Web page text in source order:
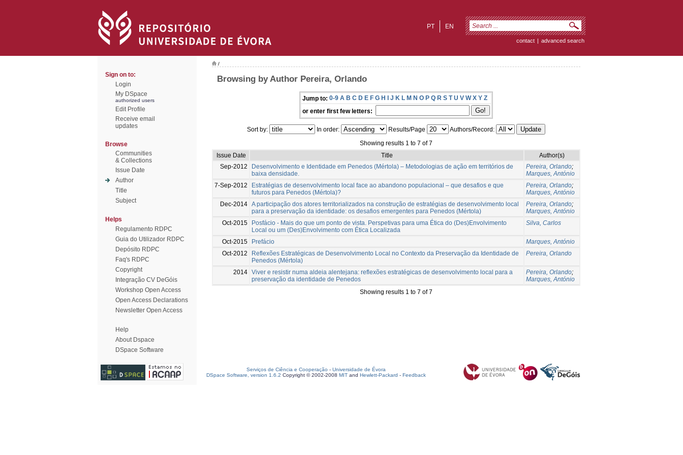
EN
PT
contact | advanced search
Sign on to:
Login
My DSpace
authorized users
Edit Profile
Receive email
updates
Browse
Communities
& Collections
Issue Date
Author
Title
Subject
Helps
Regulamento RDPC
Guia do Utilizador RDPC
Depósito RDPC
Faq's RDPC
Copyright
Integração CV DeGóis
Workshop Open Access
Open Access Declarations
Newsletter Open Access
Help
About Dspace
DSpace Software
/
Browsing by Author Pereira, Orlando
Jump to: 0-9 A B C D E F G H I J K L M N O P Q R S T U V W X Y Z
or enter first few letters:
Sort by: In order: Results/Page
Authors/Record:
Showing results 1 to 7 of 7
Issue Date
Title
Author(s)
Sep-2012
Desenvolvimento e Identidade em Penedos (Mértola) – Metodologias de ação em territórios de
baixa densidade.
Pereira, Orlando;
Marques, António
7-Sep-2012
Estratégias de desenvolvimento local face ao abandono populacional – que desafios e que
futuros para Penedos (Mértola)?
Pereira, Orlando;
Marques, António
Dec-2014 A participação dos atores territorializados na construção de estratégias de desenvolvimento local
para a preservação da identidade: os desafios emergentes para Penedos (Mértola)
Pereira, Orlando;
Marques, António
Oct-2015
Posfácio - Mais do que um ponto de vista. Perspetivas para uma Ética do (Des)Envolvimento
Local ou um (Des)Envolvimento com Ética Localizada
Silva, Carlos
Oct-2015 Prefácio
Marques, António
Oct-2012
Reflexões Estratégicas de Desenvolvimento Local no Contexto da Preservação da Identidade de
Penedos (Mértola)
Pereira, Orlando
2014 Viver e resistir numa aldeia alentejana: reflexões estratégicas de desenvolvimento local para a
preservação da identidade de Penedos
Pereira, Orlando;
Marques, António
Showing results 1 to 7 of 7
Serviços de Ciência e Cooperação - Universidade de Évora
DSpace Software, version 1.6.2 Copyright © 2002-2008 MIT and Hewlett-Packard - Feedback